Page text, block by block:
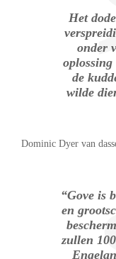
Het
onder
de
wilde
Dominic Dyer van
“Gove is
en
zullen